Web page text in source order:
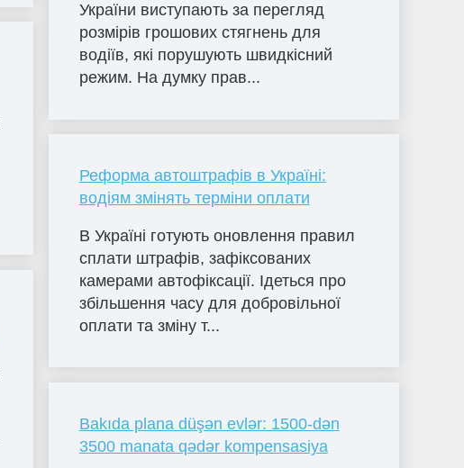
України виступають за перегляд
розмірів грошових стягнень для
водіїв, які порушують швидкісний
режим. На думку прав...
Реформа автоштрафів в Україні:
водіям змінять терміни оплати
В Україні готують оновлення правил
сплати штрафів, зафіксованих
камерами автофіксації. Ідеться про
збільшення часу для добровільної
оплати та зміну т...
Bakıda plana düşən evlər: 1500-dən
3500 manata qədər kompensasiya